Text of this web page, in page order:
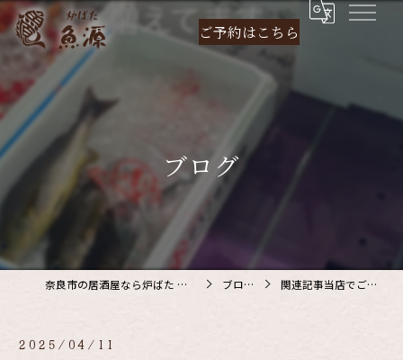
ご予約はこちら
ブログ
奈良市の居酒屋なら炉ばた 魚源 ブログ 関連記事当店でご利…
2025/04/11